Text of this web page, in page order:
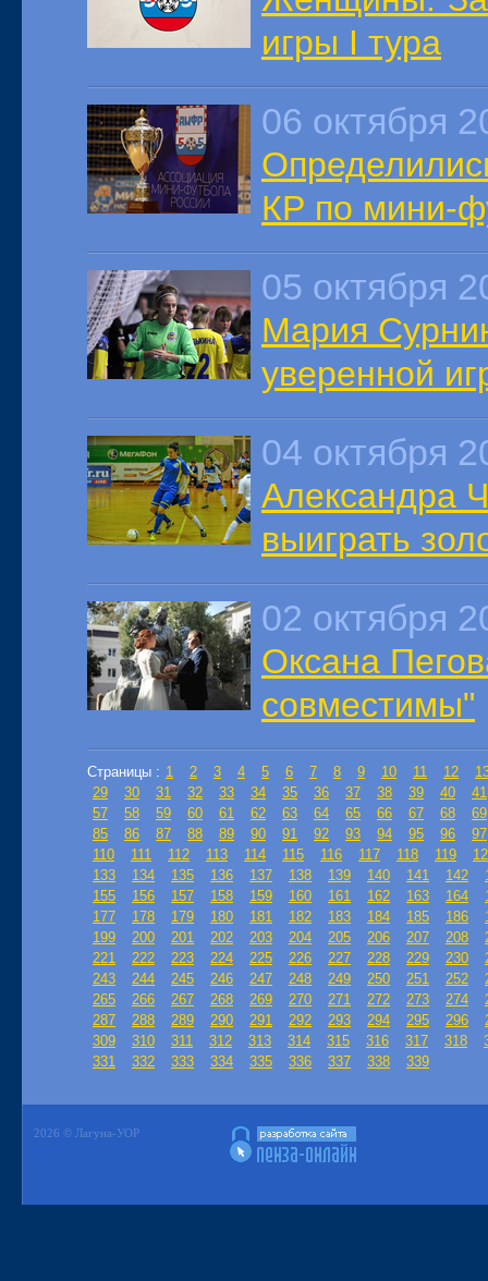
игры I тура
06 октября
КР по мини-
05 октября
Мария
уверенной
04 октября
Александра
выиграть
02 октября
Оксана
совместимы"
Страницы : 1 2 3 4 5 6 7 8 9 10 11 12
29
30 31 32 33 34 35 36 37 38 39 40
41
57
58 59 60 61 62 63 64 65 66 67 68
69
85
86 87 88 89 90 91 92 93 94 95 96
97
110
111 112 113 114 115 116 117 118 119
133
134 135 136 137 138 139 140 141 142
155
156 157 158 159 160 161 162 163 164
177
178 179 180 181 182 183 184 185 186
199
200 201 202 203 204 205 206 207 208
221
222 223 224 225 226 227 228 229 230
243
244 245 246 247 248 249 250 251 252
265
266 267 268 269 270 271 272 273 274
287
288 289 290 291 292 293 294 295 296
309
310 311 312 313 314 315 316 317 318
331
332 333 334 335 336 337 338 339
2026 © Лагуна-УОР